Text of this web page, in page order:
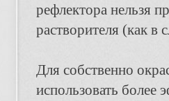
рефлектора нельзя
растворителя (как в
Для собственно
использовать более